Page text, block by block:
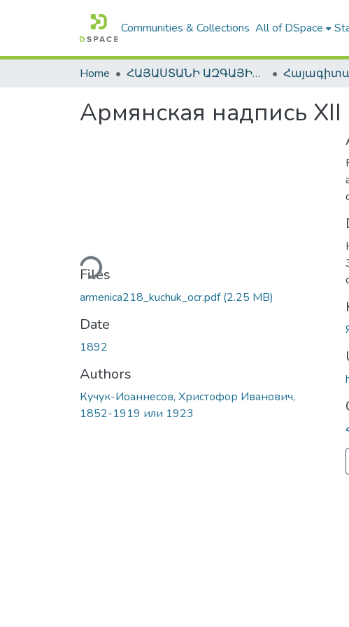
Communities & Collections All of DSpace
Home ՀԱՅԱՍՏԱՆԻ ԱԶԳԱՅԻՆ ԳՐԱԴԱՐԱՆԻ ԹՎԱՅԻՆ ՊԱՀՈՑ / DIGITAL REPOSITORY OF NLA
Армянская надпись XII
Loading...
Files
armenica218_kuchuk_ocr.pdf(2.25 MB)
Date
1892
Authors
Кучук-Иоаннесов, Христофор Иванович,
1852-1919 или 1923